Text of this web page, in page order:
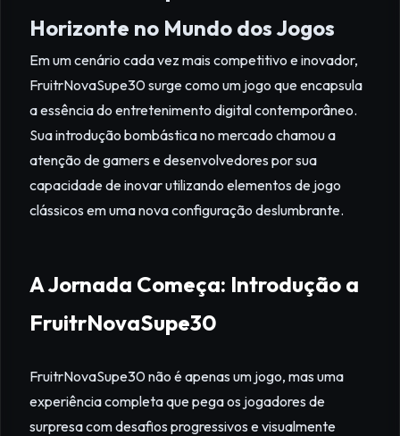
Horizonte no Mundo dos Jogos
Em um cenário cada vez mais competitivo e inovador,
FruitrNovaSupe30 surge como um jogo que encapsula
a essência do entretenimento digital contemporâneo.
Sua introdução bombástica no mercado chamou a
atenção de gamers e desenvolvedores por sua
capacidade de inovar utilizando elementos de jogo
clássicos em uma nova configuração deslumbrante.
A Jornada Começa: Introdução a
FruitrNovaSupe30
FruitrNovaSupe30 não é apenas um jogo, mas uma
experiência completa que pega os jogadores de
surpresa com desafios progressivos e visualmente